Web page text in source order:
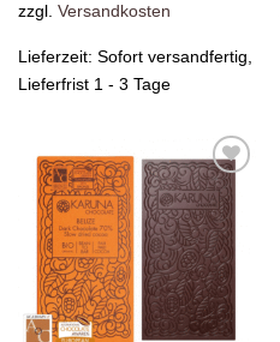
zzgl. Versandkosten
Lieferzeit: Sofort versandfertig,
Lieferfrist 1 - 3 Tage
Zur
Wunschliste
hinzufügen